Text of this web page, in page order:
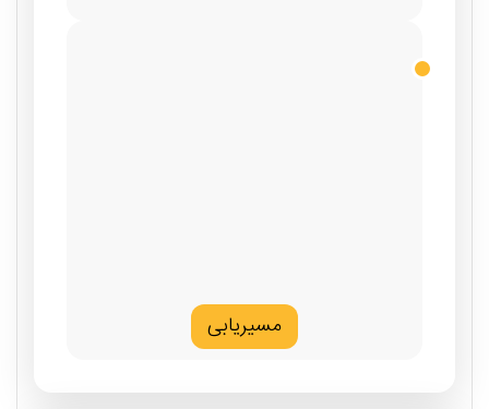
مسیریابی